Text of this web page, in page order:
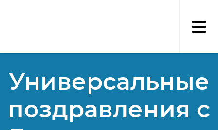
Универсальные
поздравления с